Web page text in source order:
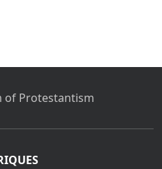
of Protestantism